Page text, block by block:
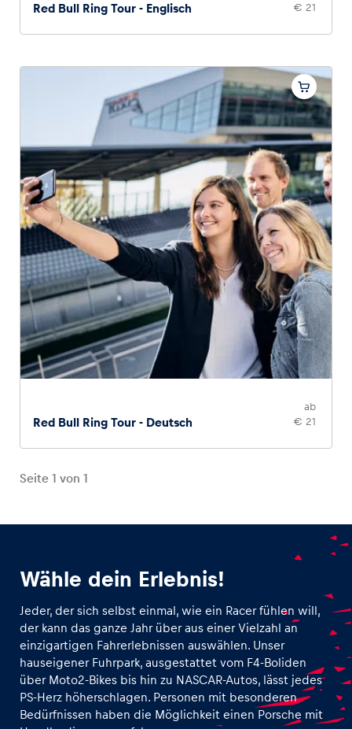
Red Bull Ring Tour - Englisch
€ 21
Red Bull Ring Tour - Deutsch
ab
€ 21
Seite 1 von 1
Wähle dein Erlebnis!
Jeder, der sich selbst einmal, wie ein Racer fühlen will,
der kann das ganze Jahr über aus einer Vielzahl an
einzigartigen Fahrerlebnissen auswählen. Unser
hauseigener Fuhrpark, ausgestattet vom F4-Boliden
über Moto2-Bikes bis hin zu NASCAR-Autos, lässt jedes
PS-Herz höherschlagen. Personen mit besonderen
Bedürfnissen haben die Möglichkeit einen Porsche mit